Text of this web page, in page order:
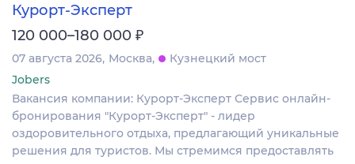
Курорт-Эксперт
120 000–180 000 ₽
07 августа 2026 Москва
Кузнецкий мост
Jobers
Вакансия компании: Курорт-Эксперт Сервис онлайн-
бронирования "Курорт-Эксперт" - лидер
оздоровительного отдыха, предлагающий уникальные
решения для туристов. Мы стремимся предоставлять